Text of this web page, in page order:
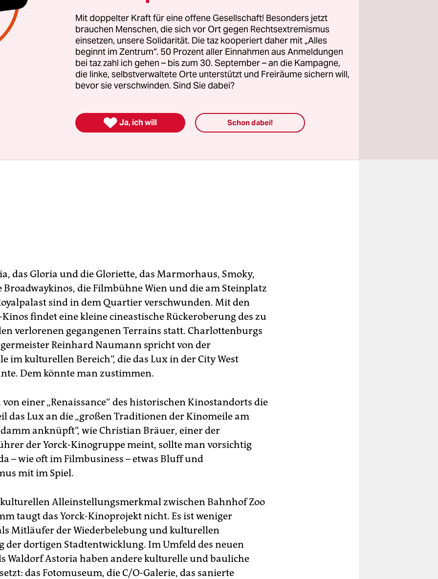
getaucht, erinnert hier wenig an die Ödnis
Tage vor Ort. Rund um den Bahnhof hatten nach dem
die Lichtspielhäuser reihenweise dichtmachen müssen.
Folge der Umstrukturierungsprozesse sowohl in der City
in ganz Berlin.
das Gloria und die Gloriette, das Marmorhaus, Smoky,
Broadwaykinos, die Filmbühne Wien und die am Steinplatz
sind in dem Quartier verschwunden. Mit den
findet eine kleine cineastische Rückeroberung des zu
verlorenen gegangenen Terrains statt. Charlottenburgs
Reinhard Naumann spricht von der
im kulturellen Bereich“, die das Lux in der City West
Dem könnte man zustimmen.
einer „Renaissance“ des historischen Kinostandorts die
das Lux an die „großen Traditionen der Kinomeile am
anknüpft“, wie Christian Bräuer, einer der
der Yorck-Kinogruppe meint, sollte man vorsichtig
– wie oft im Filmbusiness – etwas Bluff und
mit im Spiel.
Alleinstellungsmerkmal zwischen Bahnhof Zoo
taugt das Yorck-Kinoprojekt nicht. Es ist weniger
Mitläufer der Wiederbelebung und kulturellen
der dortigen Stadtentwicklung. Im Umfeld des neuen
Waldorf Astoria haben andere kulturelle und bauliche
das Fotomuseum, die C/O-Galerie, das sanierte
Mit doppelter Kraft für eine offene Gesellschaft! Besonders jetzt
brauchen Menschen, die sich vor Ort gegen Rechtsextremismus
einsetzen, unsere Solidarität. Die taz kooperiert daher mit „Alles
beginnt im Zentrum“. 50 Prozent aller Einnahmen aus Anmeldungen
bei taz zahl ich gehen – bis zum 30. September – an die Kampagne,
die linke, selbstverwaltete Orte unterstützt und Freiräume sichern will,
bevor sie verschwinden. Sind Sie dabei?
 Ja, ich will Schon dabei!